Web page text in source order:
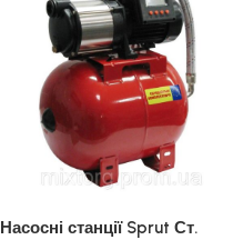
Насосні станції Sprut Ст.